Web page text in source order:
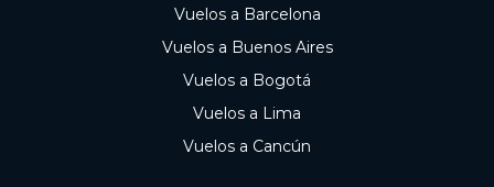
Vuelos a Barcelona
Vuelos a Buenos Aires
Vuelos a Bogotá
Vuelos a Lima
Vuelos a Cancún